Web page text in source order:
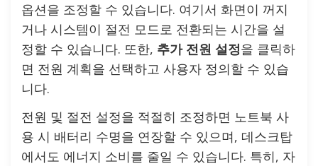
옵션을 조정할 수 있습니다. 여기서 화면이 꺼지
거나 시스템이 절전 모드로 전환되는 시간을 설
정할 수 있습니다. 또한, 추가 전원 설정을 클릭하
면 전원 계획을 선택하고 사용자 정의할 수 있습
니다.
전원 및 절전 설정을 적절히 조정하면 노트북 사
용 시 배터리 수명을 연장할 수 있으며, 데스크탑
에서도 에너지 소비를 줄일 수 있습니다. 특히, 자